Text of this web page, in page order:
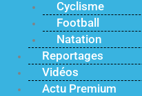
Cyclisme
Football
Natation
Reportages
Vidéos
Actu Premium